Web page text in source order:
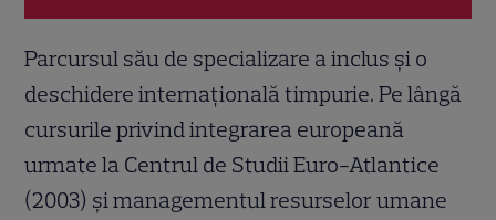
Parcursul său de specializare a inclus și o
deschidere internațională timpurie. Pe lângă
cursurile privind integrarea europeană
urmate la Centrul de Studii Euro-Atlantice
(2003) și managementul resurselor umane